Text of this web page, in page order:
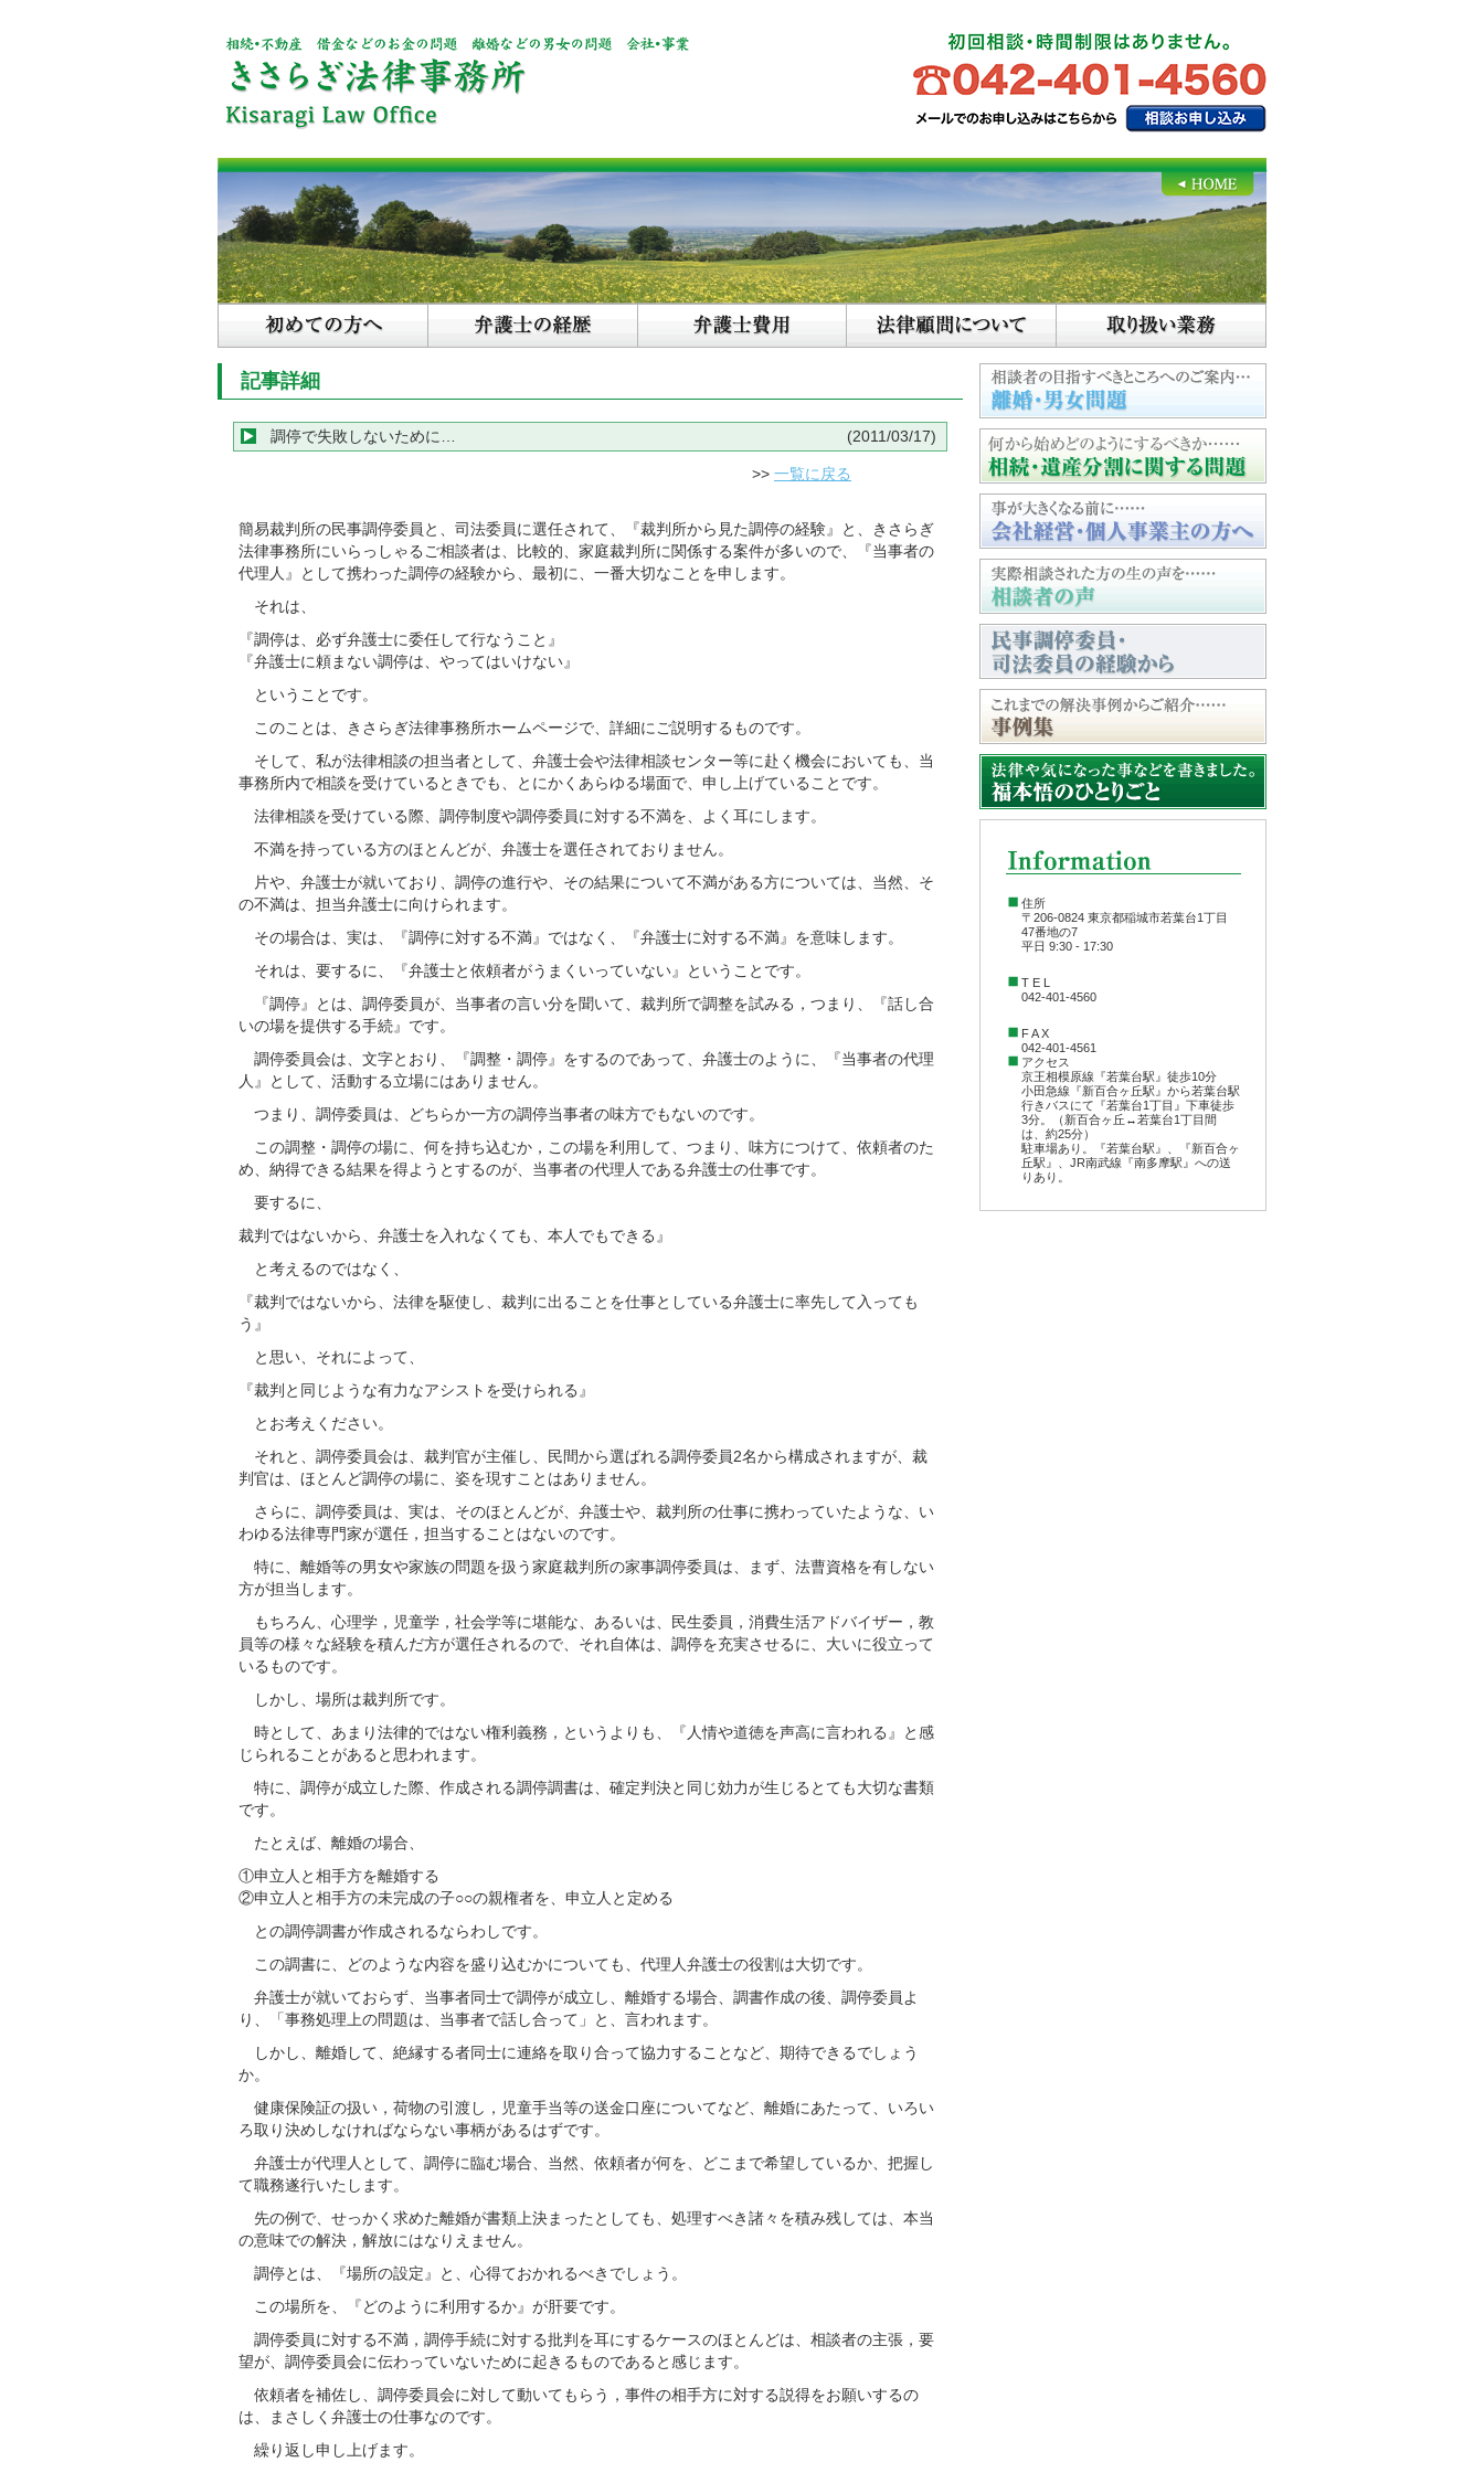
記事詳細
調停で失敗しないために… (2011/03/17)
>> 一覧に戻る
簡易裁判所の民事調停委員と、司法委員に選任されて、『裁判所から見た調停の経験』と、きさらぎ
法律事務所にいらっしゃるご相談者は、比較的、家庭裁判所に関係する案件が多いので、『当事者の
代理人』として携わった調停の経験から、最初に、一番大切なことを申します。
それは、
『調停は、必ず弁護士に委任して行なうこと』
『弁護士に頼まない調停は、やってはいけない』
ということです。
このことは、きさらぎ法律事務所ホームページで、詳細にご説明するものです。
そして、私が法律相談の担当者として、弁護士会や法律相談センター等に赴く機会においても、当
事務所内で相談を受けているときでも、とにかくあらゆる場面で、申し上げていることです。
法律相談を受けている際、調停制度や調停委員に対する不満を、よく耳にします。
不満を持っている方のほとんどが、弁護士を選任されておりません。
片や、弁護士が就いており、調停の進行や、その結果について不満がある方については、当然、そ
の不満は、担当弁護士に向けられます。
その場合は、実は、『調停に対する不満』ではなく、『弁護士に対する不満』を意味します。
それは、要するに、『弁護士と依頼者がうまくいっていない』ということです。
『調停』とは、調停委員が、当事者の言い分を聞いて、裁判所で調整を試みる，つまり、『話し合
いの場を提供する手続』です。
調停委員会は、文字とおり、『調整・調停』をするのであって、弁護士のように、『当事者の代理
人』として、活動する立場にはありません。
つまり、調停委員は、どちらか一方の調停当事者の味方でもないのです。
この調整・調停の場に、何を持ち込むか，この場を利用して、つまり、味方につけて、依頼者のた
め、納得できる結果を得ようとするのが、当事者の代理人である弁護士の仕事です。
要するに、
裁判ではないから、弁護士を入れなくても、本人でもできる』
と考えるのではなく、
『裁判ではないから、法律を駆使し、裁判に出ることを仕事としている弁護士に率先して入っても
う』
と思い、それによって、
『裁判と同じような有力なアシストを受けられる』
とお考えください。
それと、調停委員会は、裁判官が主催し、民間から選ばれる調停委員2名から構成されますが、裁
判官は、ほとんど調停の場に、姿を現すことはありません。
さらに、調停委員は、実は、そのほとんどが、弁護士や、裁判所の仕事に携わっていたような、い
わゆる法律専門家が選任，担当することはないのです。
特に、離婚等の男女や家族の問題を扱う家庭裁判所の家事調停委員は、まず、法曹資格を有しない
方が担当します。
もちろん、心理学，児童学，社会学等に堪能な、あるいは、民生委員，消費生活アドバイザー，教
員等の様々な経験を積んだ方が選任されるので、それ自体は、調停を充実させるに、大いに役立って
いるものです。
しかし、場所は裁判所です。
時として、あまり法律的ではない権利義務，というよりも、『人情や道徳を声高に言われる』と感
じられることがあると思われます。
特に、調停が成立した際、作成される調停調書は、確定判決と同じ効力が生じるとても大切な書類
です。
たとえば、離婚の場合、
①申立人と相手方を離婚する
②申立人と相手方の未完成の子○○の親権者を、申立人と定める
との調停調書が作成されるならわしです。
この調書に、どのような内容を盛り込むかについても、代理人弁護士の役割は大切です。
弁護士が就いておらず、当事者同士で調停が成立し、離婚する場合、調書作成の後、調停委員よ
り、「事務処理上の問題は、当事者で話し合って」と、言われます。
しかし、離婚して、絶縁する者同士に連絡を取り合って協力することなど、期待できるでしょう
か。
健康保険証の扱い，荷物の引渡し，児童手当等の送金口座についてなど、離婚にあたって、いろい
ろ取り決めしなければならない事柄があるはずです。
弁護士が代理人として、調停に臨む場合、当然、依頼者が何を、どこまで希望しているか、把握し
て職務遂行いたします。
先の例で、せっかく求めた離婚が書類上決まったとしても、処理すべき諸々を積み残しては、本当
の意味での解決，解放にはなりえません。
調停とは、『場所の設定』と、心得ておかれるべきでしょう。
この場所を、『どのように利用するか』が肝要です。
調停委員に対する不満，調停手続に対する批判を耳にするケースのほとんどは、相談者の主張，要
望が、調停委員会に伝わっていないために起きるものであると感じます。
依頼者を補佐し、調停委員会に対して動いてもらう，事件の相手方に対する説得をお願いするの
は、まさしく弁護士の仕事なのです。
繰り返し申し上げます。
住所
〒206-0824 東京都稲城市若葉台1丁目
47番地の7
平日 9:30 - 17:30
T E L
042-401-4560
F A X
042-401-4561
アクセス
京王相模原線『若葉台駅』徒歩10分
小田急線『新百合ヶ丘駅』から若葉台駅
行きバスにて『若葉台1丁目』下車徒歩
3分。（新百合ヶ丘↔︎若葉台1丁目間
は、約25分）
駐車場あり。『若葉台駅』、『新百合ヶ
丘駅』、JR南武線『南多摩駅』への送
りあり。